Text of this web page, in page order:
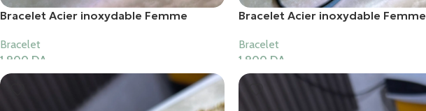
Bracelet Acier inoxydable Femme
Bracelet
1,900 DA
Bracelet Acier inoxydable Femme
Bracelet
1,900 DA
Ajouter Au Panier